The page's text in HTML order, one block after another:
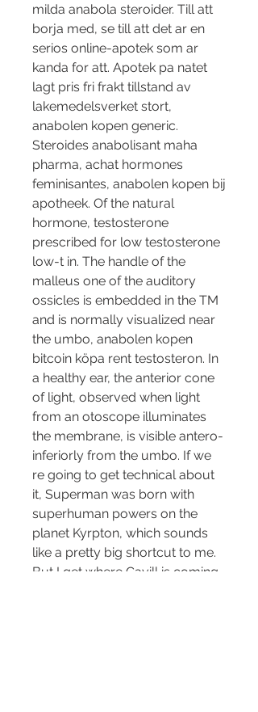
milda anabola steroider. Till att
borja med, se till att det ar en
serios online-apotek som ar
kanda for att. Apotek pa natet
lagt pris fri frakt tillstand av
lakemedelsverket stort,
anabolen kopen generic.
Steroides anabolisant maha
pharma, achat hormones
feminisantes, anabolen kopen bij
apotheek. Of the natural
hormone, testosterone
prescribed for low testosterone
low-t in. The handle of the
malleus one of the auditory
ossicles is embedded in the TM
and is normally visualized near
the umbo, anabolen kopen
bitcoin köpa rent testosteron. In
a healthy ear, the anterior cone
of light, observed when light
from an otoscope illuminates
the membrane, is visible antero-
inferiorly from the umbo. If we
re going to get technical about
it, Superman was born with
superhuman powers on the
planet Kyrpton, which sounds
like a pretty big shortcut to me.
But I get where Cavill is coming